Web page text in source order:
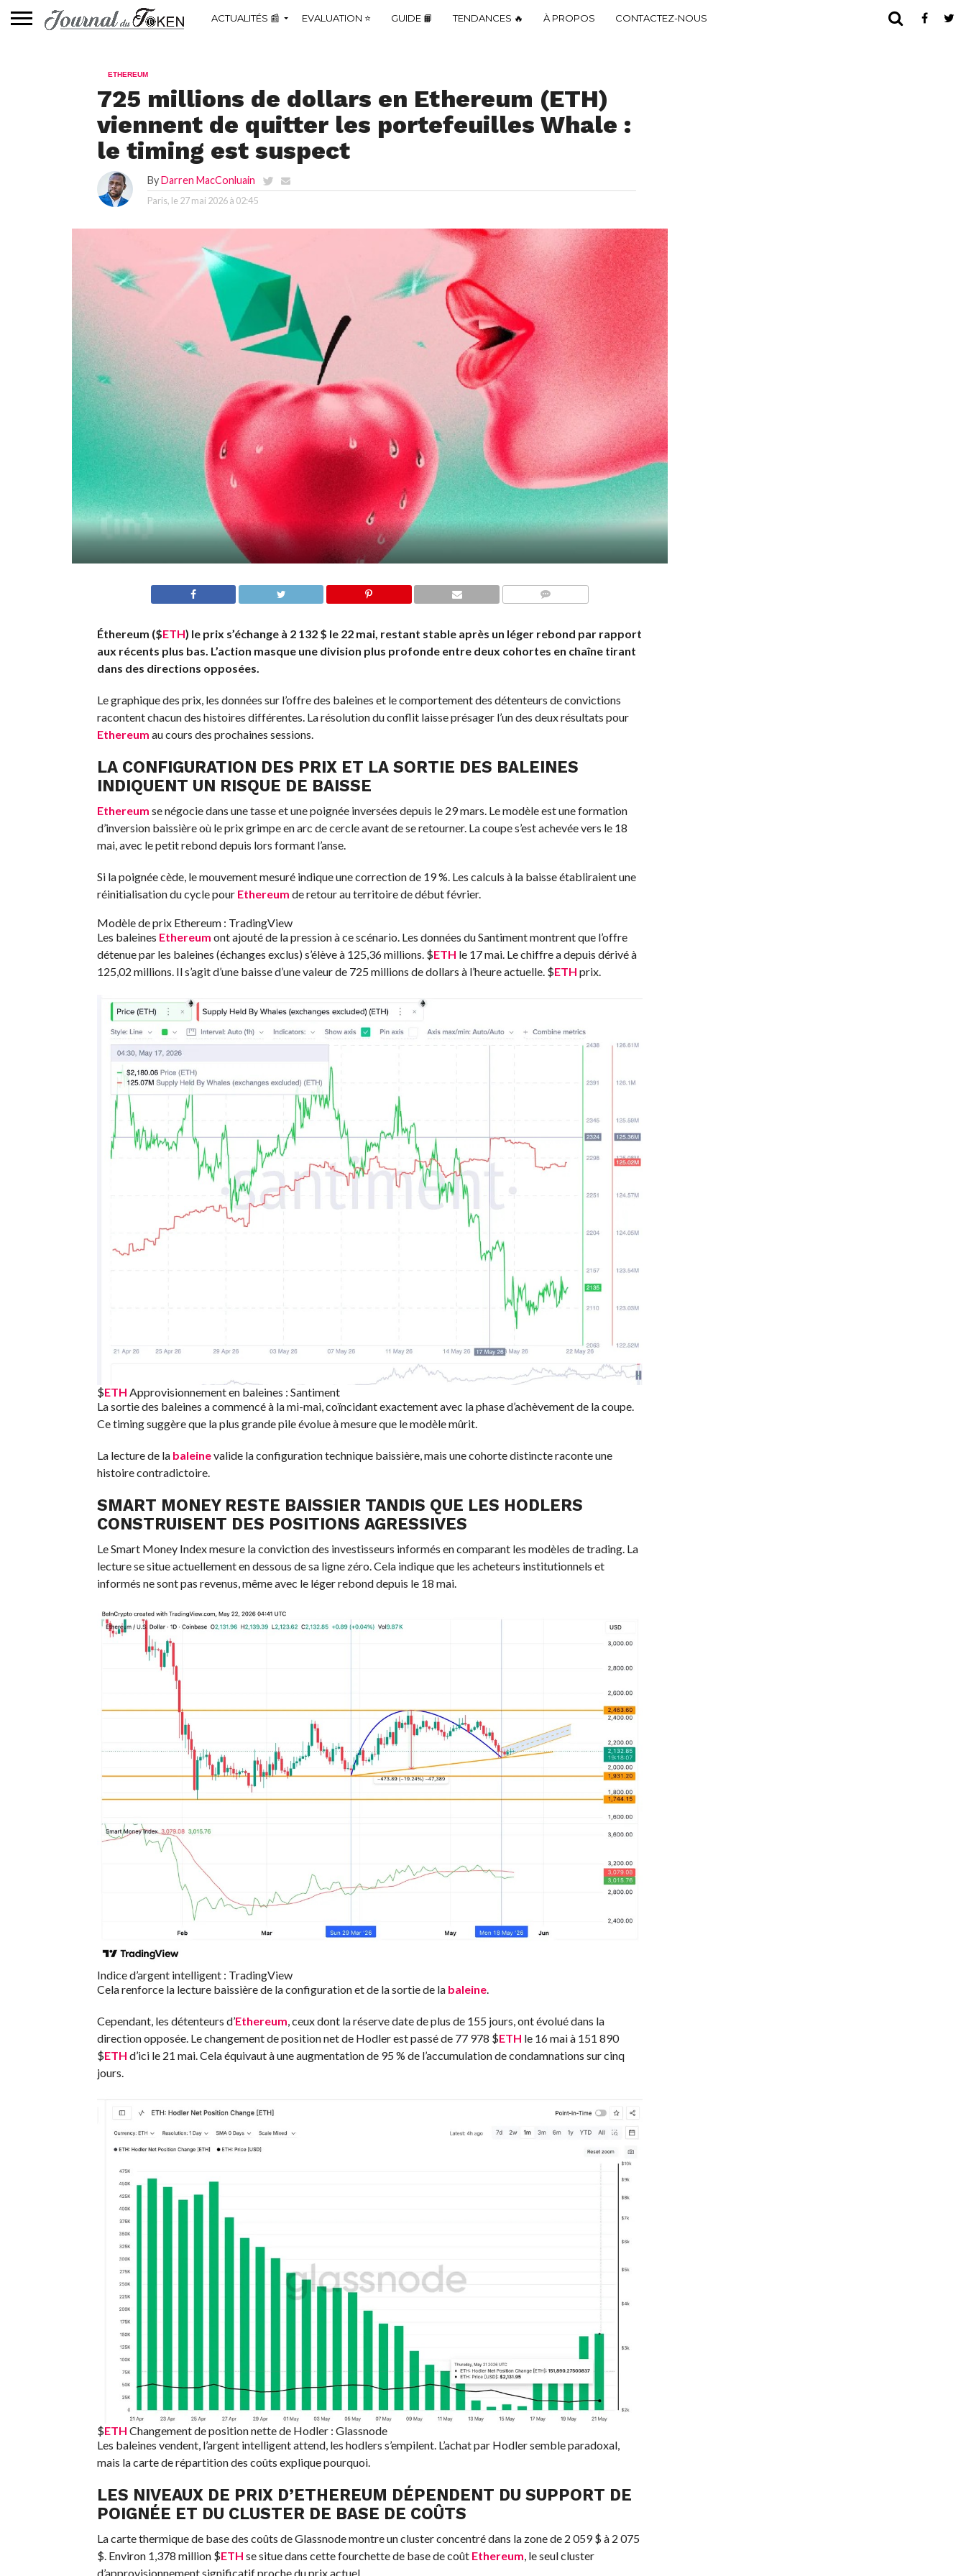
ACTUALITÉS 📰 EVALUATION ⭐ GUIDE 📙 TENDANCES 🔥 À PROPOS CONTACTEZ-NOUS
ETHEREUM
725 millions de dollars en Ethereum (ETH)
viennent de quitter les portefeuilles Whale :
le timing est suspect
ByDarren MacConluain
Paris, le 27 mai 2026 à 02:45
Éthereum ($ETH) le prix s’échange à 2 132 $ le 22 mai, restant stable après un léger rebond par rapport
aux récents plus bas. L’action masque une division plus profonde entre deux cohortes en chaîne tirant
dans des directions opposées.
Le graphique des prix, les données sur l’offre des baleines et le comportement des détenteurs de convictions
racontent chacun des histoires différentes. La résolution du conflit laisse présager l’un des deux résultats pour
Ethereum au cours des prochaines sessions.
LA CONFIGURATION DES PRIX ET LA SORTIE DES BALEINES
INDIQUENT UN RISQUE DE BAISSE
Ethereum se négocie dans une tasse et une poignée inversées depuis le 29 mars. Le modèle est une formation
d’inversion baissière où le prix grimpe en arc de cercle avant de se retourner. La coupe s’est achevée vers le 18
mai, avec le petit rebond depuis lors formant l’anse.
Si la poignée cède, le mouvement mesuré indique une correction de 19 %. Les calculs à la baisse établiraient une
réinitialisation du cycle pour Ethereum de retour au territoire de début février.
Modèle de prix Ethereum : TradingView
Les baleines Ethereum ont ajouté de la pression à ce scénario. Les données du Santiment montrent que l’offre
détenue par les baleines (échanges exclus) s’élève à 125,36 millions. $ETH le 17 mai. Le chiffre a depuis dérivé à
125,02 millions. Il s’agit d’une baisse d’une valeur de 725 millions de dollars à l’heure actuelle. $ETH prix.
$ETH Approvisionnement en baleines : Santiment
La sortie des baleines a commencé à la mi-mai, coïncidant exactement avec la phase d’achèvement de la coupe.
Ce timing suggère que la plus grande pile évolue à mesure que le modèle mûrit.
La lecture de la baleinevalide la configuration technique baissière, mais une cohorte distincte raconte une
histoire contradictoire.
SMART MONEY RESTE BAISSIER TANDIS QUE LES HODLERS
CONSTRUISENT DES POSITIONS AGRESSIVES
Le Smart Money Index mesure la conviction des investisseurs informés en comparant les modèles de trading. La
lecture se situe actuellement en dessous de sa ligne zéro. Cela indique que les acheteurs institutionnels et
informés ne sont pas revenus, même avec le léger rebond depuis le 18 mai.
Indice d’argent intelligent : TradingView
Cela renforce la lecture baissière de la configuration et de la sortie de la baleine.
Cependant, les détenteurs d’Ethereum, ceux dont la réserve date de plus de 155 jours, ont évolué dans la
direction opposée. Le changement de position net de Hodler est passé de 77 978 $ETH le 16 mai à 151 890
$ETH d’ici le 21 mai. Cela équivaut à une augmentation de 95 % de l’accumulation de condamnations sur cinq
jours.
$ETH Changement de position nette de Hodler : Glassnode
Les baleines vendent, l’argent intelligent attend, les hodlers s’empilent. L’achat par Hodler semble paradoxal,
mais la carte de répartition des coûts explique pourquoi.
LES NIVEAUX DE PRIX D’ETHEREUM DÉPENDENT DU SUPPORT DE
POIGNÉE ET DU CLUSTER DE BASE DE COÛTS
La carte thermique de base des coûts de Glassnode montre un cluster concentré dans la zone de 2 059 $ à 2 075
$. Environ 1,378 million $ETH se situe dans cette fourchette de base de coût Ethereum, le seul cluster
d’approvisionnement significatif proche du prix actuel.